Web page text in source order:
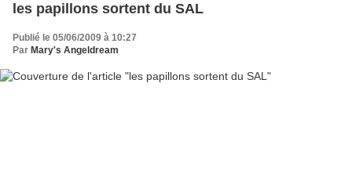
les papillons sortent du SAL
Publié le 05/06/2009 à 10:27
Par Mary's Angeldream